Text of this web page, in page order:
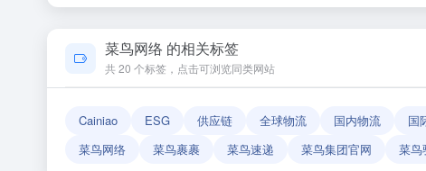
如果发现链接无法打开或内容已变更，您可以使用页面上的「反
菜鸟网络 的相关标签
共 20 个标签，点击可浏览同类网站
Cainiao ESG 供应链 全球物流 国内物流 国
菜鸟网络
菜鸟裹裹 菜鸟速递 菜鸟集团官网 菜鸟